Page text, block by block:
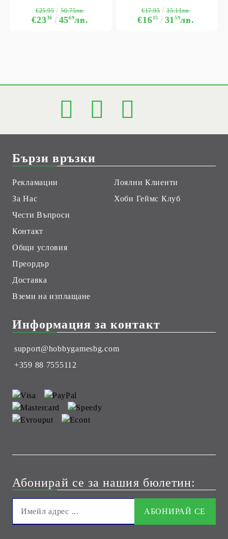
€2336 4569лв.
€25.95 50.75лв.
€1615 3159лв.
€17.95 35.11лв.
Бързи връзки
Рекламации
За Нас
Чести Въпроси
Контакт
Общи условия
Преордър
Доставка
Вземи на изплащане
Лоялни Клиенти
Хоби Геймс Клуб
Информация за контакт
support@hobbygamesbg.com
+359 88 7555112
Абонирай се за нашия бюлетин: